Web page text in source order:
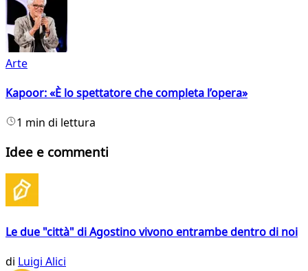
Arte
Kapoor: «È lo spettatore che completa l’opera»
1 min di lettura
Idee e commenti
Le due "città" di Agostino vivono entrambe dentro di noi
di Luigi Alici